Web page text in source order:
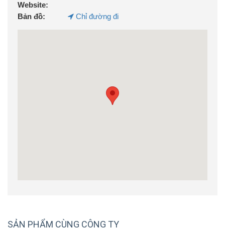
Website:
Bản đồ:
Chỉ đường đi
SẢN PHẨM CÙNG CÔNG TY